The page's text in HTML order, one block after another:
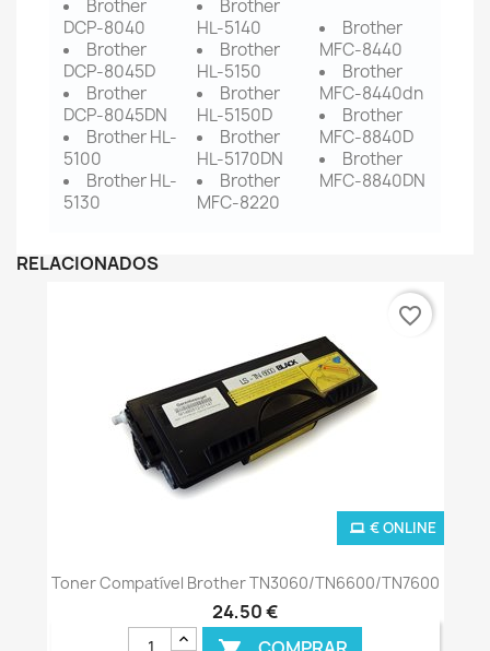
Brother
DCP-8040
Brother
DCP-8045D
Brother
DCP-8045DN
Brother HL-
5100
Brother HL-
5130
Brother
HL-5140
Brother
HL-5150
Brother
HL-5150D
Brother
HL-5170DN
Brother
MFC-8220
Brother
MFC-8440
Brother
MFC-8440dn
Brother
MFC-8840D
Brother
MFC-8840DN
RELACIONADOS
Toner Compatível Brother TN3060/TN6600/TN7600
24,50 €
€ ONLINE
favorite_border